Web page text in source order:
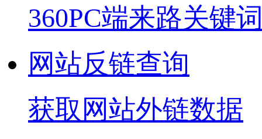
360PC端来路关键
网站反链查询
获取网站外链数据